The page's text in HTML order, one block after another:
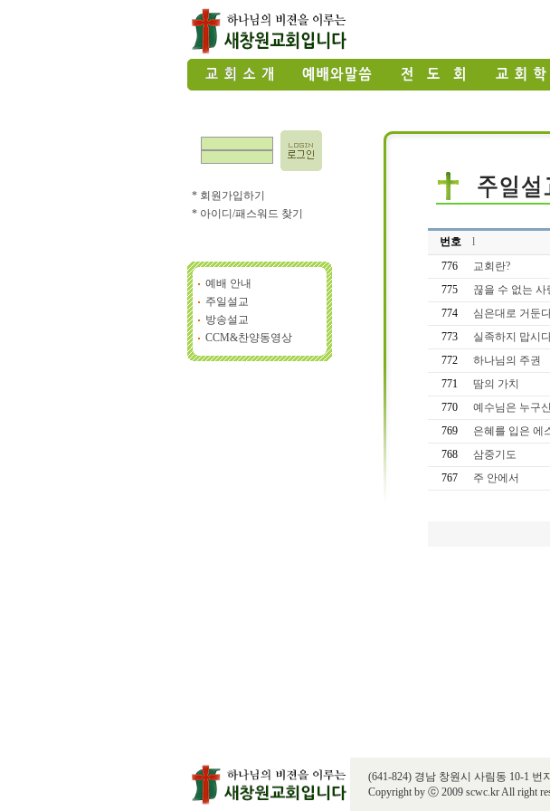
* 회원가입하기
* 아이디/패스워드 찾기
예배 안내
주일설교
방송설교
CCM&찬양동영상
번호 l
776
교회란?
775
끊을 수 없는 사
774
심은대로 거둔
773
실족하지 맙시
772
하나님의 주권
771
땀의 가치
770
예수님은 누구
769
은혜를 입은 에
768
삼중기도
767
주 안에서
(641-824) 경남 창원시 사림동 10-1 번
Copyright by ⓒ 2009 scwc.kr All right